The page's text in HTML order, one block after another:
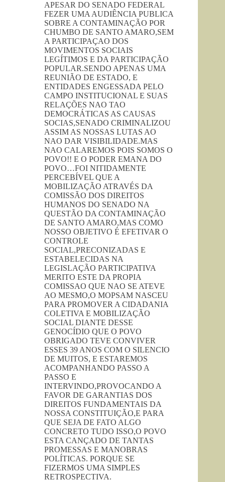
APESAR DO SENADO FEDERAL
FEZER UMA AUDIÊNCIA PUBLICA
SOBRE A CONTAMINAÇÃO POR
CHUMBO DE SANTO AMARO,SEM
A PARTICIPAÇAO DOS
MOVIMENTOS SOCIAIS
LEGÍTIMOS E DA PARTICIPAÇÃO
POPULAR.SENDO APENAS UMA
REUNIÃO DE ESTADO, E
ENTIDADES ENGESSADA PELO
CAMPO INSTITUCIONAL E SUAS
RELAÇÕES NAO TAO
DEMOCRÁTICAS AS CAUSAS
SOCIAS,SENADO CRIMINALIZOU
ASSIM AS NOSSAS LUTAS AO
NAO DAR VISIBILIDADE.MAS
NAO CALAREMOS POIS SOMOS O
POVO!! E O PODER EMANA DO
POVO…FOI NITIDAMENTE
PERCEBÍVEL QUE A
MOBILIZAÇÃO ATRAVÉS DA
COMISSÃO DOS DIREITOS
HUMANOS DO SENADO NA
QUESTÃO DA CONTAMINAÇÃO
DE SANTO AMARO,MAS COMO
NOSSO OBJETIVO É EFETIVAR O
CONTROLE
SOCIAL,PRECONIZADAS E
ESTABELECIDAS NA
LEGISLAÇÃO PARTICIPATIVA
MERITO ESTE DA PROPIA
COMISSAO QUE NAO SE ATEVE
AO MESMO,O MOPSAM NASCEU
PARA PROMOVER A CIDADANIA
COLETIVA E MOBILIZAÇÃO
SOCIAL DIANTE DESSE
GENOCÍDIO QUE O POVO
OBRIGADO TEVE CONVIVER
ESSES 39 ANOS COM O SILENCIO
DE MUITOS, E ESTAREMOS
ACOMPANHANDO PASSO A
PASSO E
INTERVINDO,PROVOCANDO A
FAVOR DE GARANTIAS DOS
DIREITOS FUNDAMENTAIS DA
NOSSA CONSTITUIÇÃO,E PARA
QUE SEJA DE FATO ALGO
CONCRETO TUDO ISSO,O POVO
ESTA CANÇADO DE TANTAS
PROMESSAS E MANOBRAS
POLÍTICAS. PORQUE SE
FIZERMOS UMA SIMPLES
RETROSPECTIVA.